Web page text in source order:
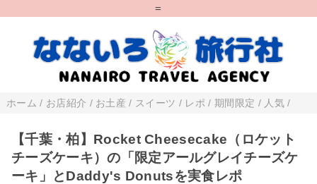
=
ホーム / お店紹介 / お土産 / スイーツ / レポ / 期間限定 / 人気 /
【千葉・柏】Rocket Cheesecake（ロケット
チーズケーキ）の「限定アールグレイチーズケ
ーキ」とDaddy's Donutsを実食レポ